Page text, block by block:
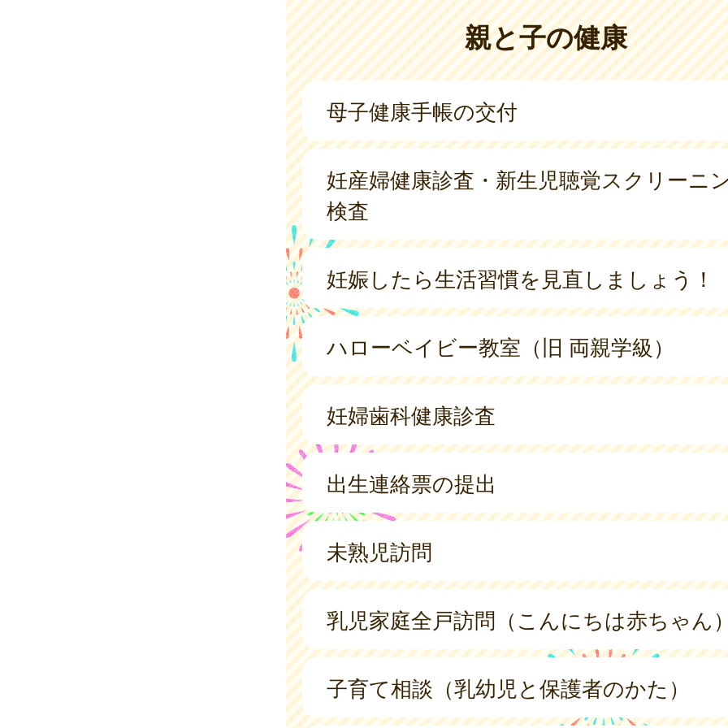
親と子の健康
母子健康手帳の交付
妊産婦健康診査・新生児聴覚スクリーニ
検査
妊娠したら生活習慣を見直しましょう！
ハローベイビー教室（旧 両親学級）
妊婦歯科健康診査
出生連絡票の提出
未熟児訪問
乳児家庭全戸訪問（こんにちは赤ちゃん
子育て相談（乳幼児と保護者のかた）